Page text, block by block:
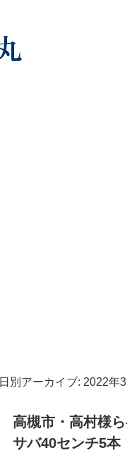
日別アーカイブ: 2022年
高槻市・高村様
サバ40センチ5本